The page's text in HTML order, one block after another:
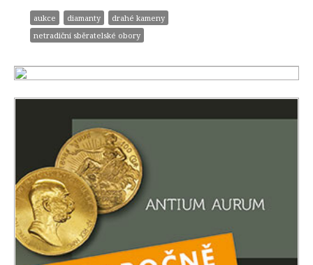
aukce diamanty
drahé kameny
netradiční sběratelské obory